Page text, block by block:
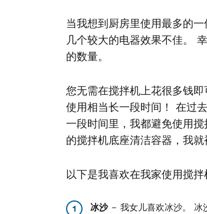
当我想到厨房里使用最多的
几个较大的电器效果不佳。
的数量。
您无需在搅拌机上花很多钱
使用相当长一段时间！ 在过
一段时间里，我都避免使用
的搅拌机底座清洁容器，我
以下是我喜欢在我家使用搅
1 冰沙– 我女儿喜欢冰沙。 冰